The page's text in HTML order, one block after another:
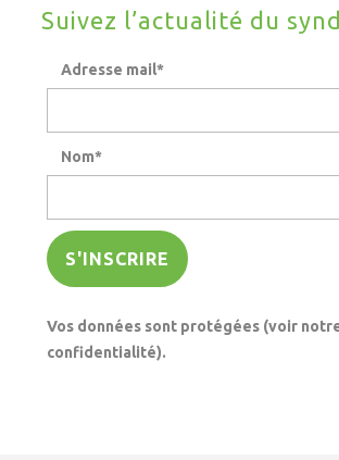
Suivez l’actualité du
Adresse mail*
Nom*
Vos données sont protégées (voir
confidentialité).